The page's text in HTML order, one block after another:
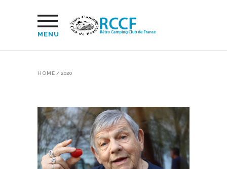
MENU
HOME / 2020